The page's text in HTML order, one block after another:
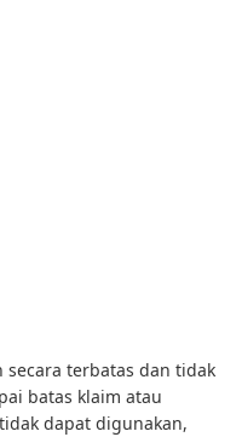
secara terbatas dan tidak
batas klaim atau
dapat digunakan,